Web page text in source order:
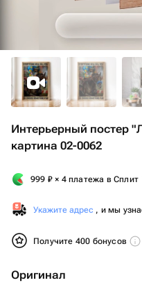
Интерьерный постер
картина 02-0062
999 ₽ × 4 платежа в Сплит
Укажите адрес , и мы
Получите 400 бонусов
Оригинал